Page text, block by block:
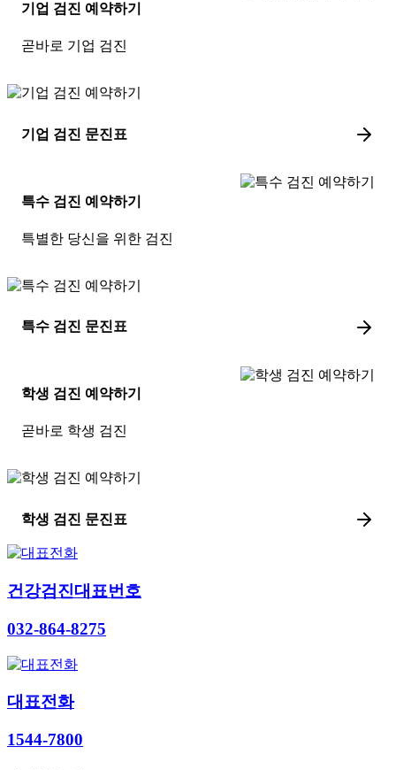
기업 검진 예약하기
곧바로 기업 검진
기업 검진 문진표
특수 검진 예약하기
특별한 당신을 위한 검진
특수 검진 문진표
학생 검진 예약하기
곧바로 학생 검진
학생 검진 문진표
건강검진대표번호
032-864-8275
대표전화
1544-7800